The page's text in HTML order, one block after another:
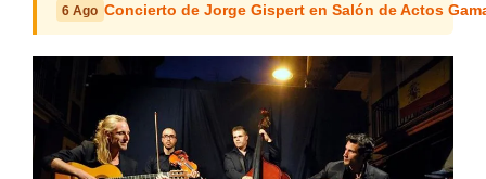
6 Ago Concierto de Jorge Gispert en Salón de Actos